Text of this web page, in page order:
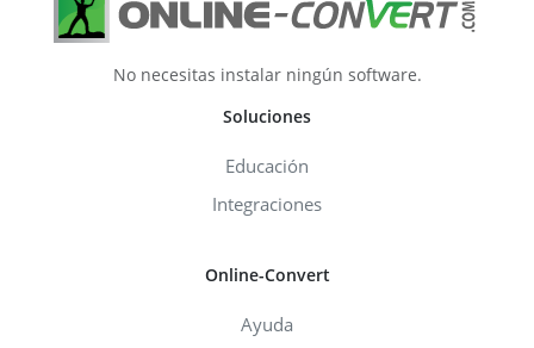
No necesitas instalar ningún software.
Soluciones
Educación
Integraciones
Online-Convert
Ayuda